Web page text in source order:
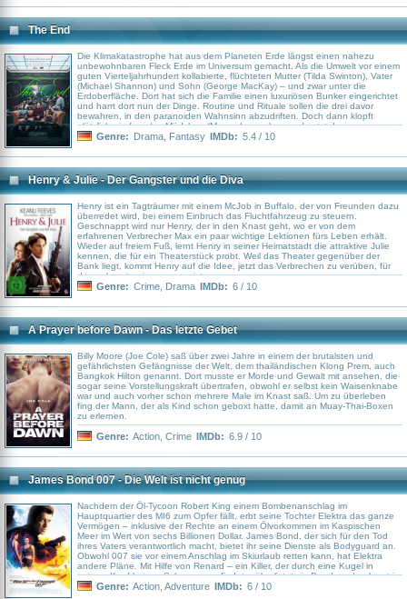
Menschen aufbegehren wollen. Ein Team aus Elitesoldaten wird daher
losgeschickt, um die Bedrohung zu beseitigen...
The End
Die Klimakatastrophe hat aus dem Planeten Erde längst einen nahezu
unbewohnbaren Fleck Erde im Universum gemacht. Als die Umwelt vor einem
guten Vierteljahrhundert kollabierte, flüchteten Mutter (Tilda Swinton), Vater
(Michael Shannon) und Sohn (George MacKay) – und zwar unter die
Erdoberfläche. Dort hat sich die Familie einen luxuriösen Bunker eingerichtet
und harrt dort nun der Dinge. Routine und Rituale sollen die drei davor
bewahren, in den paranoiden Wahnsinn abzudriften. Doch dann klopft
plötzlich ein fremdes Mädchen (Moses Ingram) an und setzt den
hauchdünnen Firnis der familiären Idylle gehörig unter Spannung.
Genre: Drama Fantasy IMDb: 5.4 / 10
Henry & Julie - Der Gangster und die Diva
Henry ist ein Tagträumer mit einem McJob in Buffalo, der von Freunden dazu
überredet wird, bei einem Einbruch das Fluchtfahrzeug zu steuern.
Geschnappt wird nur Henry, der in den Knast geht, wo er von dem
erfahrenen Verbrecher Max ein paar wichtige Lektionen fürs Leben erhält.
Wieder auf freiem Fuß, lernt Henry in seiner Heimatstadt die attraktive Julie
kennen, die für ein Theaterstück probt. Weil das Theater gegenüber der
Bank liegt, kommt Henry auf die Idee, jetzt das Verbrechen zu verüben, für
das er bereits eingesessen ist.
Genre: Crime Drama IMDb: 6 / 10
A Prayer before Dawn - Das letzte Gebet
Billy Moore (Joe Cole) saß über zwei Jahre in einem der brutalsten und
gefährlichsten Gefängnisse der Welt, dem thailändischen Klong Prem, auch
Bangkok Hilton genannt. Dort musste er Morde und Gewalt mit ansehen, die
sogar seine Vorstellungskraft übertrafen, obwohl er selbst kein Waisenknabe
war und auch vorher schon mehrere Male im Knast saß. Um zu überleben
fing der Mann, der als Kind schon geboxt hatte, damit an Muay-Thai-Boxen
zu erlernen.
Genre: Action Crime IMDb: 6.9 / 10
James Bond 007 - Die Welt ist nicht genug
Nachdem der Öl-Tycoon Robert King einem Bombenanschlag im
Hauptquartier des MI6 zum Opfer fällt, erbt seine Tochter Elektra das ganze
Vermögen – inklusive der Rechte an einem Ölvorkommen im Kaspischen
Meer im Wert von sechs Billionen Dollar. James Bond, der sich für den Tod
ihres Vaters verantwortlich macht, bietet ihr seine Dienste als Bodyguard an.
Obwohl 007 sie vor einem Anschlag im Skiurlaub retten kann, hat Elektra
andere Pläne. Mit Hilfe von Renard – ein Killer, der durch eine Kugel in
seinem Kopf keinen Schmerz empfindet – überlistet sie Bond, und gelangt in
den Besitz mehrerer Atomwaffen aus einer tschechischen Fabrik. Bond
Genre: Action Adventure IMDb: 6 / 10